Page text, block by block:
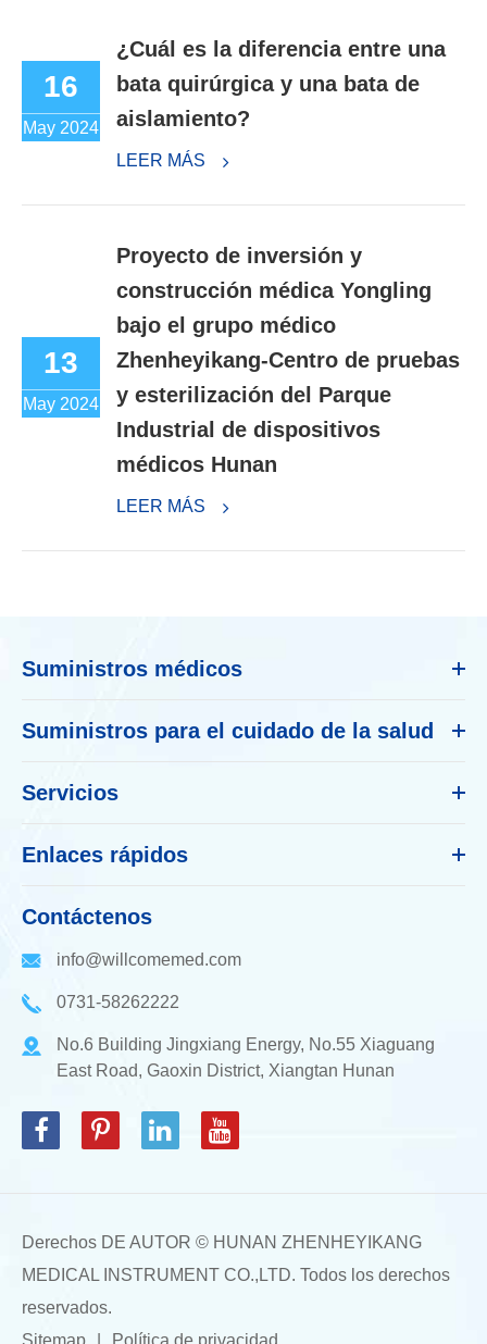
16
May 2024
¿Cuál es la diferencia entre una
bata quirúrgica y una bata de
aislamiento?
LEER MÁS
13
May 2024
Proyecto de inversión y
construcción médica Yongling
bajo el grupo médico
Zhenheyikang-Centro de pruebas
y esterilización del Parque
Industrial de dispositivos
médicos Hunan
LEER MÁS
Suministros médicos
Suministros para el cuidado de la salud
Servicios
Enlaces rápidos
Contáctenos
info@willcomemed.com
0731-58262222
No.6 Building Jingxiang Energy, No.55 Xiaguang
East Road, Gaoxin District, Xiangtan Hunan
Derechos DE AUTOR © HUNAN ZHENHEYIKANG
MEDICAL INSTRUMENT CO.,LTD. Todos los derechos
reservados.
Sitemap
Política de privacidad